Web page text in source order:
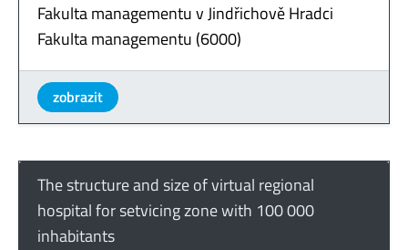
Fakulta managementu v Jindřichově Hradci
Fakulta managementu (6000)
zobrazit
The structure and size of virtual regional
hospital for setvicing zone with 100 000
inhabitants